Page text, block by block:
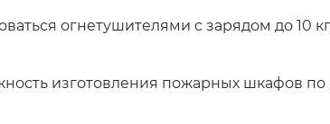
огнетушителями с зарядом до 10
изготовления пожарных шкафов